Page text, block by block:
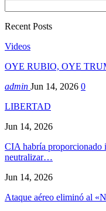
Recent Posts
Videos
OYE RUBIO, OYE
admin Jun 14, 2026 0
LIBERTAD
Jun 14, 2026
CIA habría proporcionado
neutralizar…
Jun 14, 2026
Ataque aéreo eliminó al